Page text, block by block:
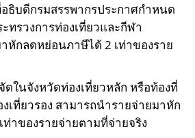
ธิบดีกรมสรรพากรประกาศกำหนด
ทรวงการท่องเที่ยวและกีฬา
หักลดหย่อนภาษีได้ 2 เท่าของราย
ในจังหวัดท่องเที่ยวหลัก หรือท้องที่
เที่ยวรอง สามารถนำรายจ่ายมาหัก
าของรายจ่ายตามที่จ่ายจริง